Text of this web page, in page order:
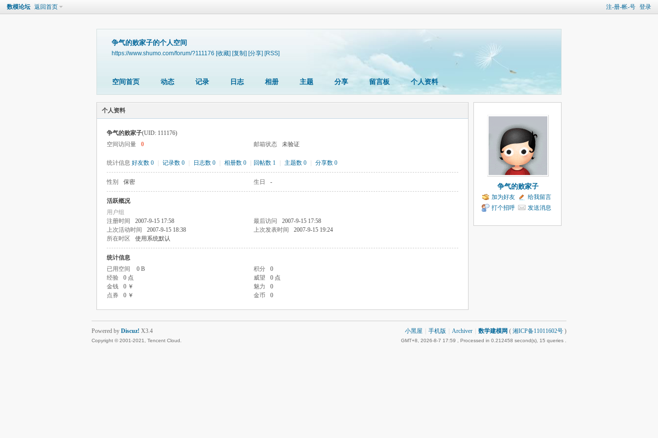
注-册-帐-号 登录
数模论坛 返回首页
争气的败家子的个人空间
https://www.shumo.com/forum/?111176 [收藏] [复制] [分享] [RSS]
空间首页 动态 记录 日志 相册 主题 分享 留言板 个人资料
个人资料
争气的败家子(UID: 111176)
空间访问量
0 邮箱状态 未验证
统计信息 好友数 0 记录数 0 日志数 0 相册数 0 回帖数 1 主题数 0 分享数 0
性别 保密 生日 -
活跃概况
用户组
注册时间
2007-9-15 17:58 最后访问
2007-9-15 17:58
上次活动时间
2007-9-15 18:38 上次发表时间
2007-9-15 19:24
所在时区
使用系统默认
统计信息
已用空间
0 B 积分
0
经验
0 点 威望
0 点
金钱
0 ￥ 魅力
0
点券
0 ￥ 金币 0
争气的败家子
加为好友
给我留言
打个招呼
发送消息
小黑屋 手机版 Archiver 数学建模网 ( 湘ICP备11011602号 )
GMT+8, 2026-8-7 17:59 , Processed in 0.212458 second(s), 15 queries .
Powered by Discuz! X3.4
Copyright © 2001-2021, Tencent Cloud.